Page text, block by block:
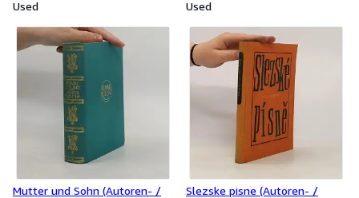
Used
Used
Mutter und Sohn (Autoren- /
Slezske pisne (Autoren- /